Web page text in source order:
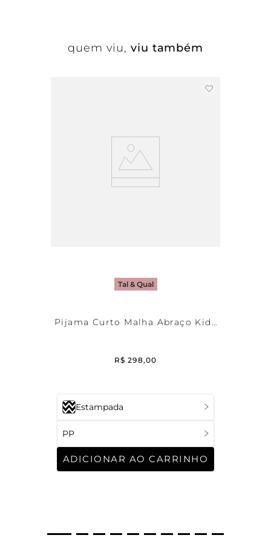
quem viu, viu também
Estampada
PP
ADICIONAR AO CARRINHO
Tal & Qual
Pijama Curto Malha Abraço Kids
R$ 298,00